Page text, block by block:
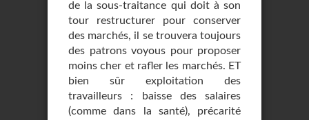
de la sous-traitance qui doit à son
tour restructurer pour conserver
des marchés, il se trouvera toujours
des patrons voyous pour proposer
moins cher et rafler les marchés. ET
bien sûr exploitation des
travailleurs : baisse des salaires
(comme dans la santé), précarité